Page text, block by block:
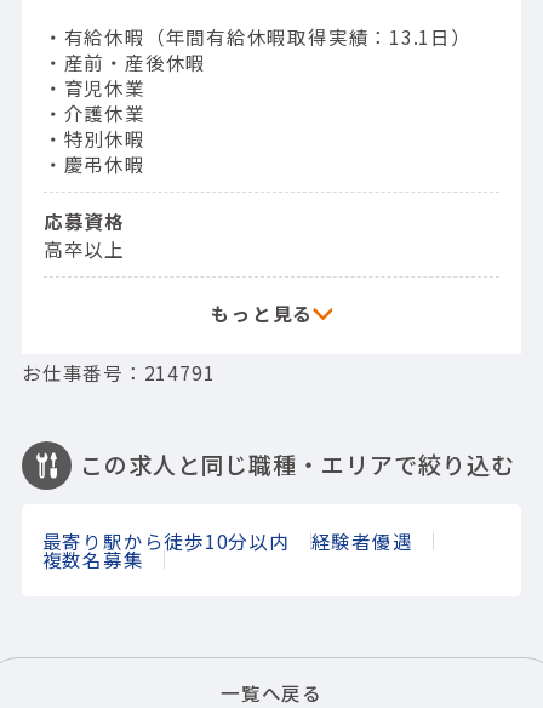
・有給休暇（年間有給休暇取得実績：13.1日）
・産前・産後休暇
・育児休業
・介護休業
・特別休暇
・慶弔休暇
応募資格
高卒以上
お仕事番号：214791
この求人と同じ職種・エリアで絞り込む
最寄り駅から徒歩10分以内 経験者優遇
複数名募集
一覧へ戻る